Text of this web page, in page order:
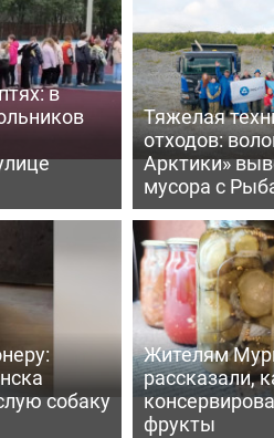
в
Тяжелая
отходов:
Арктики»
мусора с
собаку
Жителям
рассказали,
фрукты